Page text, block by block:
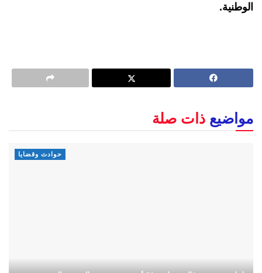
الوطنية.
مواضيع ذات صلة
حوادث وقضايا